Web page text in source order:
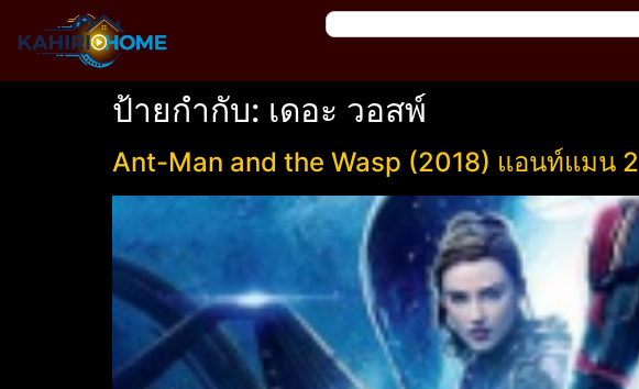
ป้ายกำกับ: เดอะ วอสพ์
Ant-Man and the Wasp (2018) แอนท์แมน 2